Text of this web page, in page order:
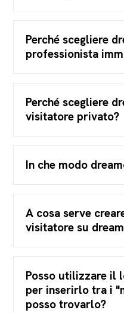
Perché scegliere
professionista
Perché scegliere
visitatore privato?
In che modo
A cosa serve
visitatore su
Posso utilizzare il
per inserirlo tra i
posso trovarlo?